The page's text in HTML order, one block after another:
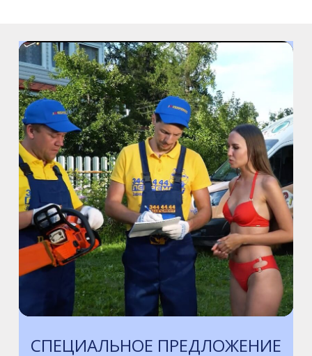
м. Удельная
пр. Энгельса, д.19
Промзона Мягловская, Всеволожский
муниципальный район, Ленинградская
область, ​Круговая улица, д. 47
м. Электросила
ул. Решетникова, д.3
СПЕЦИАЛЬНОЕ ПРЕДЛОЖЕНИЕ